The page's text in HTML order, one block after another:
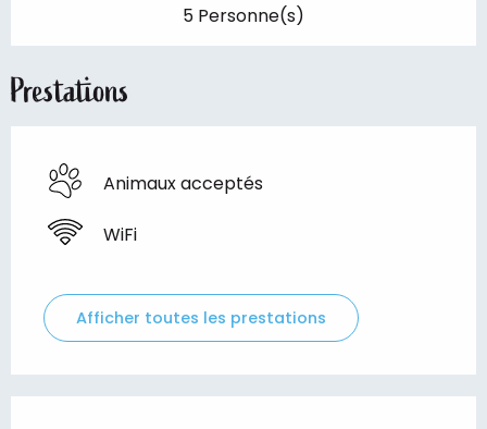
5 Personne(s)
Prestations
Animaux acceptés
WiFi
Afficher toutes les prestations